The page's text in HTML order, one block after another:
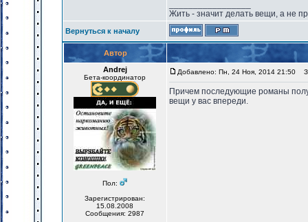
Жить - значит делать вещи, а не
Вернуться к началу
Автор
Andrej
Бета-координатор
Пол:
Зарегистрирован:
15.08.2008
Сообщения: 2987
Добавлено: Пн, 24 Ноя, 2014 21:50
Причем последующие романы
вещи у вас впереди.